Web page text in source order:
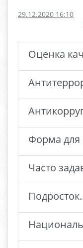
29.12.2020 16:10
Оценка
Форма
Часто